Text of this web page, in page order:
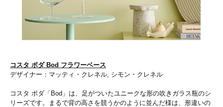
コスタ ボダ Bod フラワーベース
デザイナー：マッティ・クレネル, シモン・クレネル
コスタ ボダ「Bod」は、足がついたユニークな形の吹きガラス瓶のシ
リーズです。まるで背の高さを競うかのように並んだ様は、形違いの